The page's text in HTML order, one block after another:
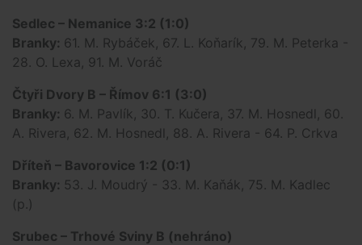
Sedlec – Nemanice 3:2 (1:0)
Branky: 61. M. Rybáček, 67. L. Koňarík, 79. M. Peterka -
28. O. Lexa, 91. M. Voráč
Čtyři Dvory B – Římov 6:1 (3:0)
Branky: 6. M. Pavlík, 30. T. Kučera, 37. M. Hosnedl, 60.
A. Rivera, 62. M. Hosnedl, 88. A. Rivera - 64. P. Crkva
Dříteň – Bavorovice 1:2 (0:1)
Branky: 53. J. Moudrý - 33. M. Kaňák, 75. M. Kadlec
(p.)
Srubec – Trhové Sviny B (nehráno)